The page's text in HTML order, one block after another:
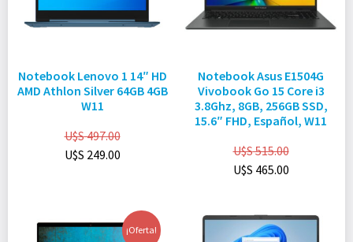
Notebook Lenovo 1 14″ HD
AMD Athlon Silver 64GB 4GB
W11
U$S497.00
U$S 249.00
Notebook Asus E1504G
Vivobook Go 15 Core i3
3.8Ghz, 8GB, 256GB SSD,
15.6″ FHD, Español, W11
U$S515.00
U$S 465.00
¡Oferta!